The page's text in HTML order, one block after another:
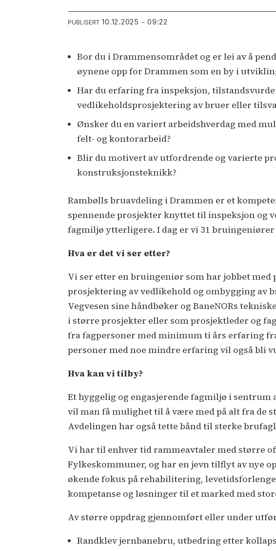
PUBLISERT 10.12.2025 - 09:22
Bor du i Drammensområdet og er lei av å
øynene opp for Drammen som en by i
Har du erfaring fra inspeksjon,
vedlikeholdsprosjektering av bruer eller
Ønsker du en variert arbeidshverdag med
felt- og kontorarbeid?
Blir du motivert av utfordrende og varierte
konstruksjonsteknikk?
Rambølls bruavdeling i Drammen er et
spennende prosjekter knyttet til inspeksjon og
fagmiljø ytterligere. I dag er vi 31
Hva er det vi ser etter?
Vi ser etter en bruingeniør som har jobbet
prosjektering av vedlikehold og ombygging av
Vegvesen sine håndbøker og BaneNORs
i større prosjekter eller som prosjektleder og
fra fagpersoner med minimum ti års erfaring
personer med noe mindre erfaring vil også bli
Hva kan vi tilby?
Et hyggelig og engasjerende fagmiljø i sentrum
vil man få mulighet til å være med på alt fra de
Avdelingen har også tette bånd til sterke
Vi har til enhver tid rammeavtaler med større
Fylkeskommuner, og har en jevn tilflyt av nye
økende fokus på rehabilitering,
kompetanse og løsninger til et marked med
Av større oppdrag gjennomført eller under
Randklev jernbanebru, utbedring etter kollaps